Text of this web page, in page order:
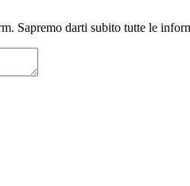
Sapremo darti subito tutte le